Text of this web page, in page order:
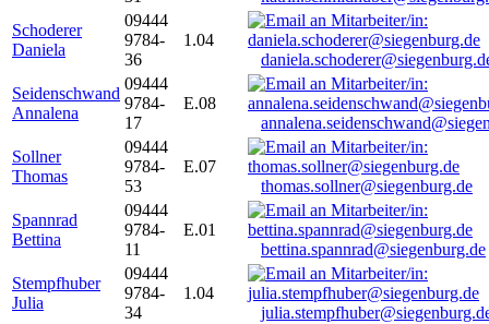
Schoderer
Daniela
09444
9784-
36
1.04
Seidenschwand
Annalena
09444
9784-
17
E.08
Sollner
Thomas
09444
9784-
53
E.07
thomas.sollner@siegenburg.de
Spannrad
Bettina
09444
9784-
11
E.01
bettina.spannrad@siegenburg.de
Stempfhuber
Julia
09444
9784-
34
1.04